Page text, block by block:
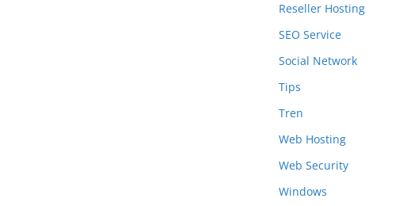
Reseller Hosting
SEO Service
Social Network
Tips
Tren
Web Hosting
Web Security
Windows